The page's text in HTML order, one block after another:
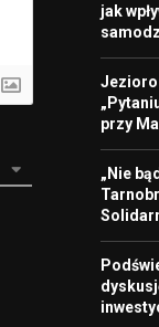
jak
Jezioro
przy
„Nie